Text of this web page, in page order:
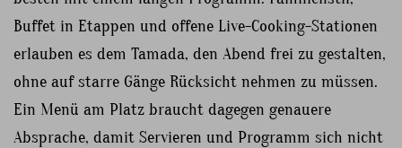
Buffet in Etappen und offene Live-Cooking-Stationen
erlauben es dem Tamada, den Abend frei zu gestalten,
ohne auf starre Gänge Rücksicht nehmen zu müssen.
Ein Menü am Platz braucht dagegen genauere
Absprache, damit Servieren und Programm sich nicht